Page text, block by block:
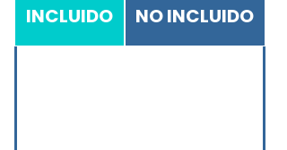
INCLUIDO NO INCLUIDO